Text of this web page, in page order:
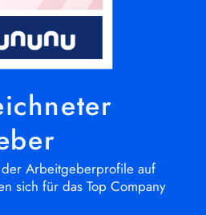
Arbeitgeberprofile auf
sich für das Top Company